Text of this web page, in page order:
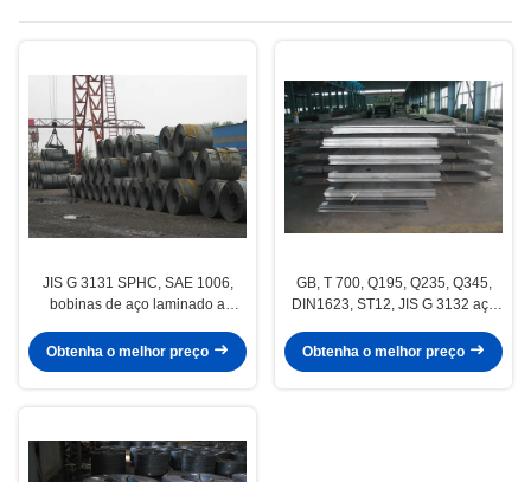
quente
JIS G 3131 SPHC, SAE 1006,
bobinas de aço laminado a
508 mm
Obtenha o melhor preço
GB, T 700, Q195, Q235, Q345,
DIN1623, ST12, JIS G 3132 aço
Obtenha o melhor preço